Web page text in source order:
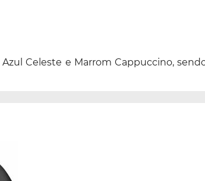
Azul Celeste e Marrom Cappuccino,